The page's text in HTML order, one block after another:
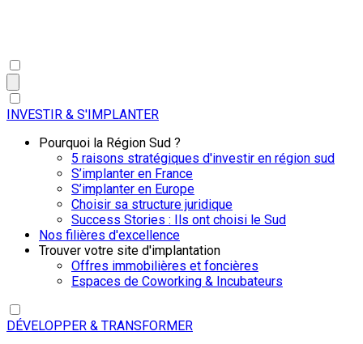
INVESTIR & S'IMPLANTER
Pourquoi la Région Sud ?
5 raisons stratégiques d'investir en région sud
S’implanter en France
S’implanter en Europe
Choisir sa structure juridique
Success Stories : Ils ont choisi le Sud
Nos filières d'excellence
Trouver votre site d'implantation
Offres immobilières et foncières
Espaces de Coworking & Incubateurs
DÉVELOPPER & TRANSFORMER